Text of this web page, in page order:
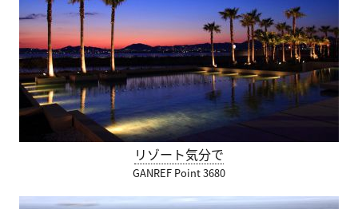
リゾート気分で
GANREF Point 3680